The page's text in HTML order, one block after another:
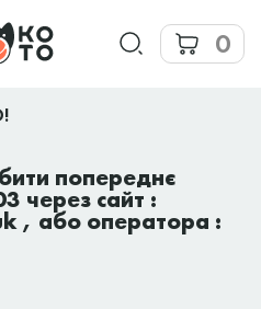
0
попереднє
через сайт :
, або оператора :